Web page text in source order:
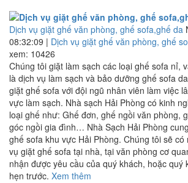
Dịch vụ giặt ghế văn phòng, ghế sofa,ghế da
08:32:09 | Dịch vụ giặt ghế văn phòng, ghế
xem: 10426
Chúng tôi giặt làm sạch các loại ghế sofa nỉ,
là dịch vụ làm sạch và bảo dưỡng ghế sofa
giặt ghế sofa với đội ngũ nhân viên làm việc
vực làm sạch. Nhà sạch Hải Phòng có kinh
loại ghế như: Ghế đơn, ghế ngồi văn phòng,
góc ngồi gia đình… Nhà Sạch Hải Phòng
ghế sofa khu vực Hải Phòng. Chúng tôi sẽ có
vụ giặt ghế sofa tại nhà, tại văn phòng cơ
nhận được yêu cầu của quý khách, hoặc quý
hẹn trước. Xem thêm